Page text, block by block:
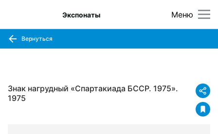
Меню
Экспонаты
Вернуться
Знак нагрудный «Спартакиада БССР. 1975».
1975